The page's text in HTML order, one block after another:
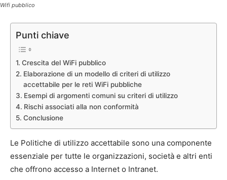
Wifi pubblico
Punti chiave
Crescita del WiFi pubblico
Elaborazione di un modello di criteri di utilizzo
accettabile per le reti WiFi pubbliche
Esempi di argomenti comuni su criteri di utilizzo
Rischi associati alla non conformità
Conclusione
Le Politiche di utilizzo accettabile sono una componente
essenziale per tutte le organizzazioni, società e altri enti
che offrono accesso a Internet o Intranet.